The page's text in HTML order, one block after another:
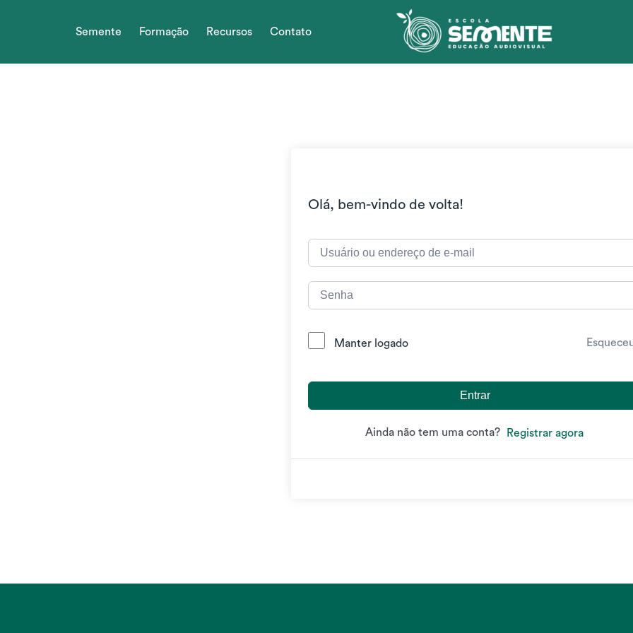
Semente Formação Recursos Contato
Olá, bem-vindo de volta!
Manter logado
Entrar
Ainda não tem uma conta? Registrar agora